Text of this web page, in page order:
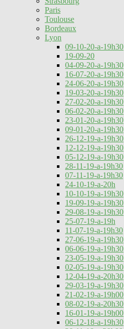
Paris
Toulouse
Bordeaux
Lyon
09-10-20-a-19h30
19-09-20
04-09-20-a-19h30
16-07-20-a-19h30
24-06-20-a-19h30
19-03-20-a-19h30
27-02-20-a-19h30
06-02-20-a-19h30
23-01-20-a-19h30
09-01-20-a-19h30
26-12-19-a-19h30
12-12-19-a-19h30
05-12-19-a-19h30
28-11-19-a-19h30
07-11-19-a-19h30
24-10-19-a-20h
10-10-19-a-19h30
19-09-19-a-19h30
29-08-19-a-19h30
25-07-19-a-19h
11-07-19-a-19h30
27-06-19-a-19h30
06-06-19-a-19h30
23-05-19-a-19h30
02-05-19-a-19h30
12-04-19-a-20h30
29-03-19-a-19h30
21-02-19-a-19h00
08-02-19-a-20h30
16-01-19-a-19h00
06-12-18-a-19h30